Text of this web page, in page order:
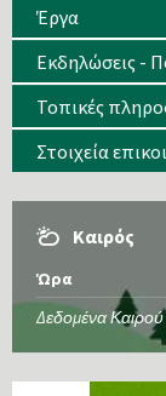
Έργα
Εκδηλώσεις -
Τοπικές
Στοιχεία
Καιρός
Ώρα
Δεδομένα